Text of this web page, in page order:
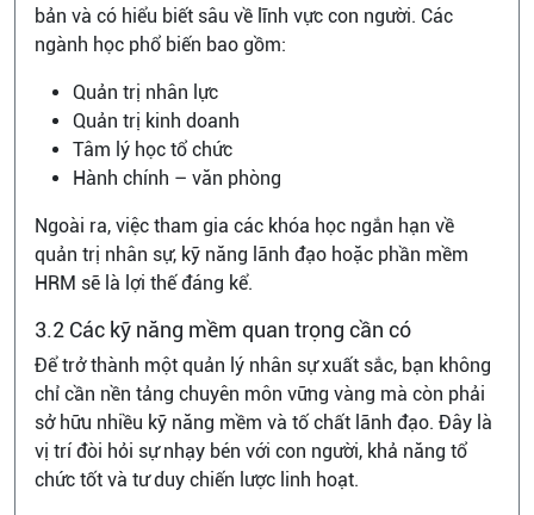
bản và có hiểu biết sâu về lĩnh vực con người. Các
ngành học phổ biến bao gồm:
Quản trị nhân lực
Quản trị kinh doanh
Tâm lý học tổ chức
Hành chính – văn phòng
Ngoài ra, việc tham gia các khóa học ngắn hạn về
quản trị nhân sự, kỹ năng lãnh đạo hoặc phần mềm
HRM sẽ là lợi thế đáng kể.
3.2 Các kỹ năng mềm quan trọng cần có
Để trở thành một quản lý nhân sự xuất sắc, bạn không
chỉ cần nền tảng chuyên môn vững vàng mà còn phải
sở hữu nhiều kỹ năng mềm và tố chất lãnh đạo. Đây là
vị trí đòi hỏi sự nhạy bén với con người, khả năng tổ
chức tốt và tư duy chiến lược linh hoạt.